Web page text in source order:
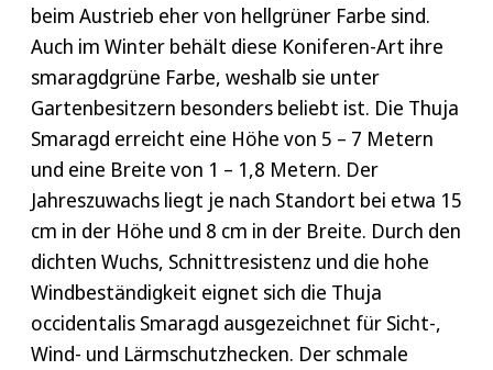
beim Austrieb eher von hellgrüner Farbe sind.
Auch im Winter behält diese Koniferen-Art ihre
smaragdgrüne Farbe, weshalb sie unter
Gartenbesitzern besonders beliebt ist. Die Thuja
Smaragd erreicht eine Höhe von 5 – 7 Metern
und eine Breite von 1 – 1,8 Metern. Der
Jahreszuwachs liegt je nach Standort bei etwa 15
cm in der Höhe und 8 cm in der Breite. Durch den
dichten Wuchs, Schnittresistenz und die hohe
Windbeständigkeit eignet sich die Thuja
occidentalis Smaragd ausgezeichnet für Sicht-,
Wind- und Lärmschutzhecken. Der schmale